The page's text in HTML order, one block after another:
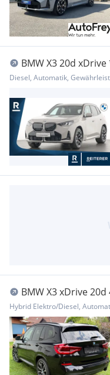
BMW X3 20d
*Harman/Kardon ...
Diesel, Automatik,
BMW X3 xDrive 20d
Hybrid Elektro/Diesel,